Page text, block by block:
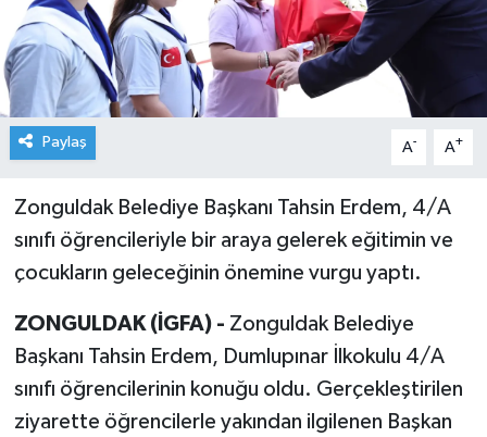
Paylaş A- A+
Zonguldak Belediye Başkanı Tahsin Erdem, 4/A
sınıfı öğrencileriyle bir araya gelerek eğitimin ve
çocukların geleceğinin önemine vurgu yaptı.
ZONGULDAK (İGFA) - Zonguldak Belediye
Başkanı Tahsin Erdem, Dumlupınar İlkokulu 4/A
sınıfı öğrencilerinin konuğu oldu. Gerçekleştirilen
ziyarette öğrencilerle yakından ilgilenen Başkan